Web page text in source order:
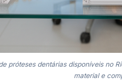
próteses dentárias disponíveis no
material e